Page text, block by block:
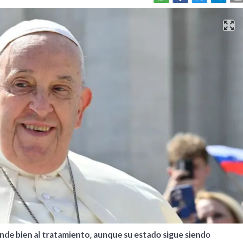
bien al tratamiento, aunque su estado sigue siendo